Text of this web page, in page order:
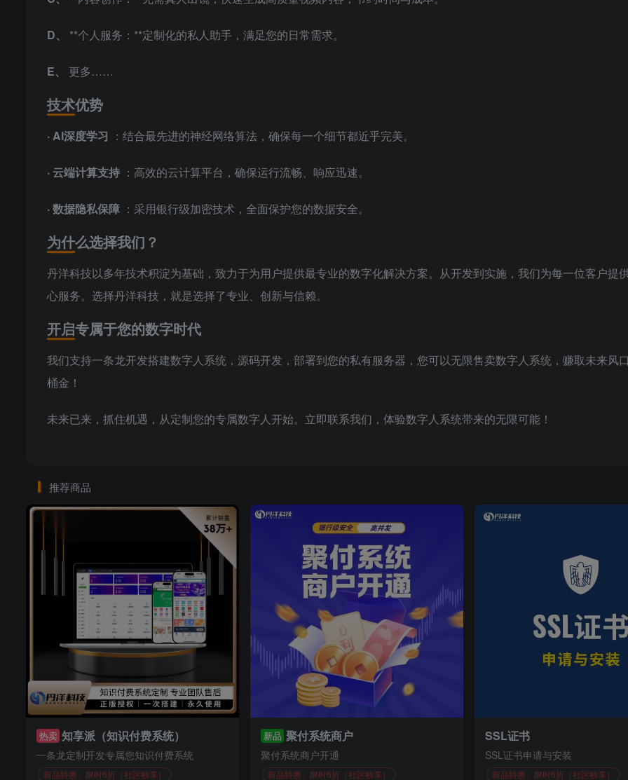
D、 **个人服务：**定制化的私人助手，满足您的日常需求。
E、 更多……
技术优势
·AI深度学习 ：结合最先进的神经网络算法，确保每一个细节都近乎完美。
· 云端计算支持 ：高效的云计算平台，确保运行流畅、响应迅速。
·数据隐私保障 ：采用银行级加密技术，全面保护您的数据安全。
为什么选择我们？
丹洋科技以多年技术积淀为基础，致力于为用户提供最专业的数字化解决方案。从开发到实施，我们为每一位客户提
心服务。选择丹洋科技，就是选择了专业、创新与信赖。
开启专属于您的数字时代
我们支持一条龙开发搭建数字人系统，源码开发，部署到您的私有服务器，您可以无限售卖数字人系统，赚取未来风
桶金！
未来已来，抓住机遇，从定制您的专属数字人开始。立即联系我们，体验数字人系统带来的无限可能！
推荐商品
热卖 知享派（知识付费系统）
一条龙定制开发专属您知识付费系统
新品特惠、限时6折（社区独享）
新品 聚付系统商户
聚付系统商户开通
新品特惠、限时6折（社区独享）
SSL证书
SSL证书申请与安装
新品特惠、限时6折（社区独享）